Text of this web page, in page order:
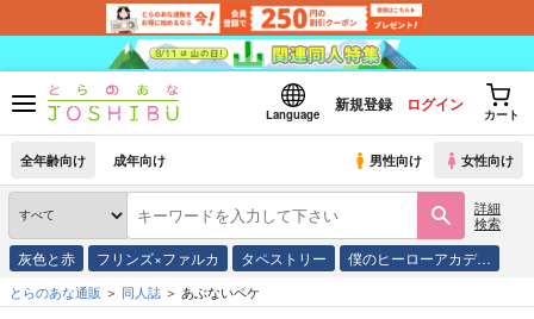
Language
新規登録 ログイン
カート
全年齢向け 成年向け 男性向け 女性向け
詳細
検索
灰色と赤 フリンズ×ファルカ タペストリー 僕のヒーローアカデ…
とらのあな通販 同人誌 あぶないペケ